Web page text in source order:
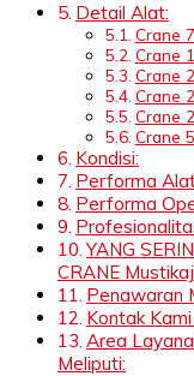
Detail Alat:
Crane
Crane
Crane
Crane
Crane
Crane
Kondisi:
Performa
Performa
YANG
CRANE
Penawaran
Kontak
Area
Meliputi: